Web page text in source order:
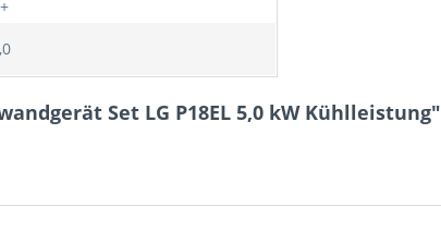
Set LG P18EL 5,0 kW Kühlleistung"